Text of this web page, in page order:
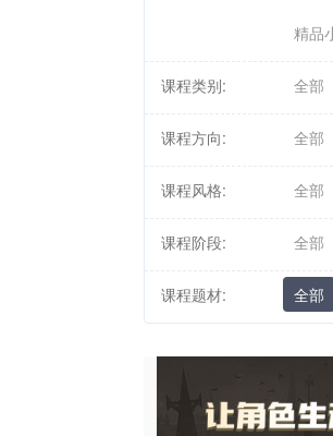
精品
课程类别: 全部
课程方向: 全部
课程风格: 全部
课程阶段: 全部
课程题材: 全部